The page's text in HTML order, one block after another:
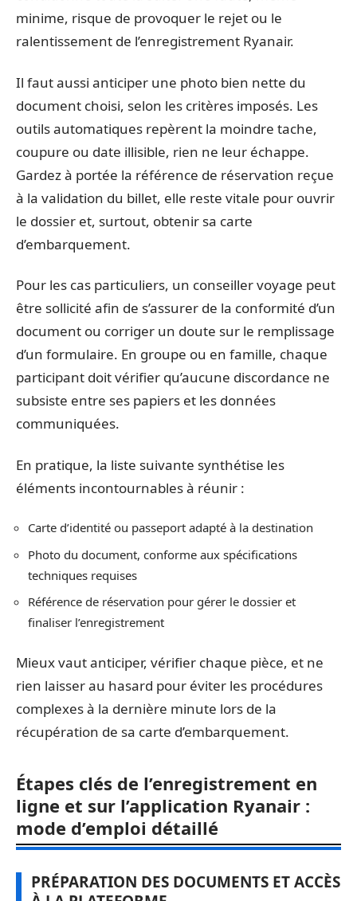
minime, risque de provoquer le rejet ou le
ralentissement de l’enregistrement Ryanair.
Il faut aussi anticiper une photo bien nette du
document choisi, selon les critères imposés. Les
outils automatiques repèrent la moindre tache,
coupure ou date illisible, rien ne leur échappe.
Gardez à portée la référence de réservation reçue
à la validation du billet, elle reste vitale pour ouvrir
le dossier et, surtout, obtenir sa carte
d’embarquement.
Pour les cas particuliers, un conseiller voyage peut
être sollicité afin de s’assurer de la conformité d’un
document ou corriger un doute sur le remplissage
d’un formulaire. En groupe ou en famille, chaque
participant doit vérifier qu’aucune discordance ne
subsiste entre ses papiers et les données
communiquées.
En pratique, la liste suivante synthétise les
éléments incontournables à réunir :
Carte d’identité ou passeport adapté à la destination
Photo du document, conforme aux spécifications
techniques requises
Référence de réservation pour gérer le dossier et
finaliser l’enregistrement
Mieux vaut anticiper, vérifier chaque pièce, et ne
rien laisser au hasard pour éviter les procédures
complexes à la dernière minute lors de la
récupération de sa carte d’embarquement.
Étapes clés de l’enregistrement en
ligne et sur l’application Ryanair :
mode d’emploi détaillé
PRÉPARATION DES DOCUMENTS ET ACCÈS